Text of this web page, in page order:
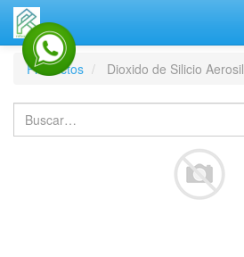
Productos
Dioxido de Silicio